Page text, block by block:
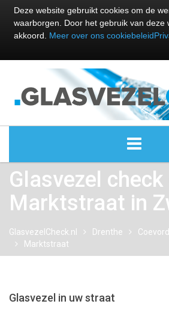
ALLE GLASVEZEL
GLASVEZEL
KABEL INTERNET
PAKKETTEN
Glasvezel check
Marktstraat in
GlasvezelCheck.nl Drenthe
Marktstraat
Glasvezel in uw straat
Deze website gebruikt cookies om de
waarborgen. Door het gebruik van deze
akkoord. Meer over ons cookiebeleid